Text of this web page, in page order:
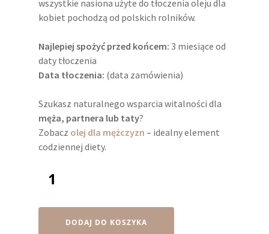
wszystkie nasiona użyte do tłoczenia oleju dla
kobiet pochodzą od polskich rolników.
Najlepiej spożyć przed końcem: 3 miesiące od
daty tłoczenia
Data tłoczenia: (data zamówienia)
Szukasz naturalnego wsparcia witalności dla
męża, partnera lub taty?
Zobacz olej dla mężczyzn – idealny element
codziennej diety.
DODAJ DO KOSZYKA